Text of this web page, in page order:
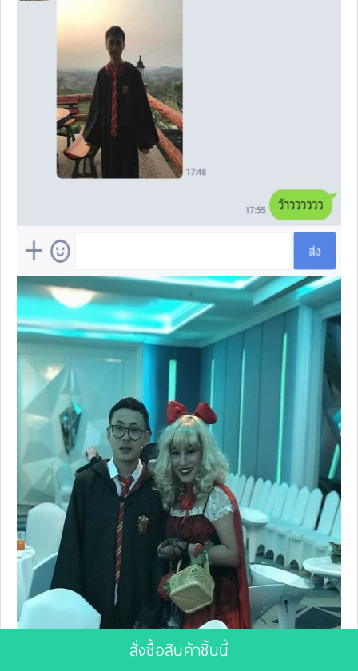
สั่งซื้อสินค้าชิ้นนี้